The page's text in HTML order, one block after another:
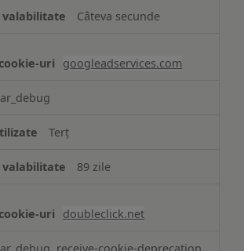
Câteva secunde
googleadservices.com
ar_debug
Terț
89 zile
doubleclick.net